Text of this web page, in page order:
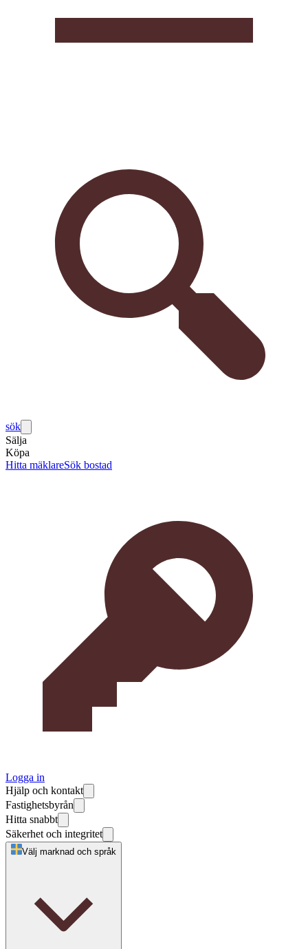
sök
Sälja
Köpa
Hitta mäklareSök bostad
Logga in
Hjälp och kontakt
Fastighetsbyrån
Hitta snabbt
Säkerhet och integritet
Välj marknad och språk